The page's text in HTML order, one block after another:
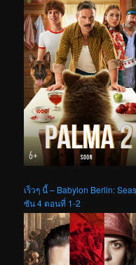
เร็วๆ นี้ – Babylon Berlin:
ซัน 4 ตอนที่ 1-2